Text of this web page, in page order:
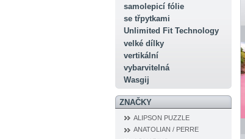
samolepicí fólie
se třpytkami
Unlimited Fit Technology
velké dílky
vertikální
vybarvitelná
Wasgij
ZNAČKY
ALIPSON PUZZLE
ANATOLIAN / PERRE